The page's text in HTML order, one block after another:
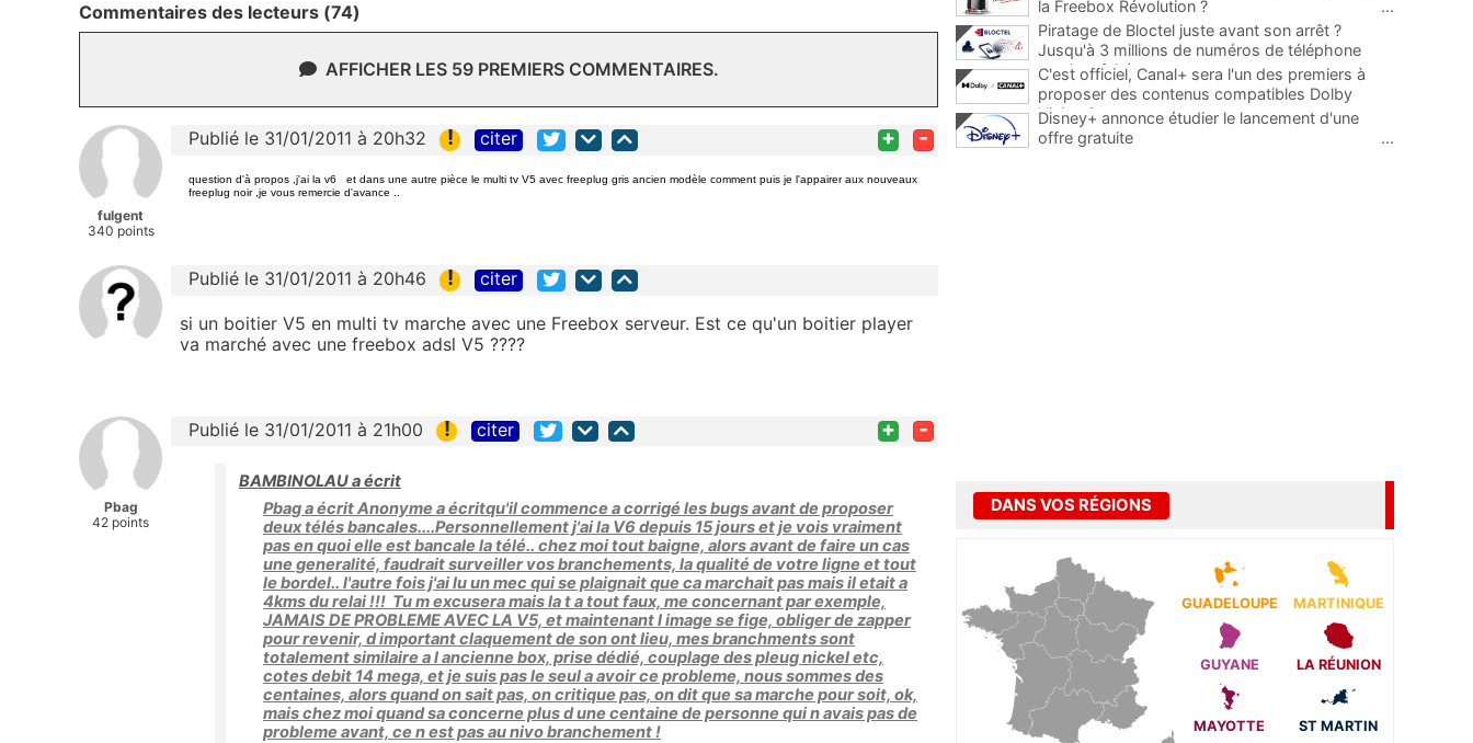
Commentaires des lecteurs (74)
AFFICHER LES 59 PREMIERS COMMENTAIRES.
fulgent
340 points
Publié le 31/01/2011 à 20h32 ! citer + -
question d'à propos ,j'ai la v6 et dans une autre pièce le multi tv V5 avec freeplug gris ancien modèle comment puis je l'appairer aux nouveaux
freeplug noir ,je vous remercie d'avance ..
Publié le 31/01/2011 à 20h46 ! citer
si un boitier V5 en multi tv marche avec une Freebox serveur. Est ce qu'un boitier player
va marché avec une freebox adsl V5 ????
Pbag
42 points
Publié le 31/01/2011 à 21h00 ! citer + -
BAMBINOLAU a écrit
Pbag a écrit Anonyme a écritqu'il commence a corrigé les bugs avant de proposer
deux télés bancales....Personnellement j'ai la V6 depuis 15 jours et je vois vraiment
pas en quoi elle est bancale la télé.. chez moi tout baigne, alors avant de faire un cas
une generalité, faudrait surveiller vos branchements, la qualité de votre ligne et tout
le bordel.. l'autre fois j'ai lu un mec qui se plaignait que ca marchait pas mais il etait a
4kms du relai !!! Tu m excusera mais la t a tout faux, me concernant par exemple,
JAMAIS DE PROBLEME AVEC LA V5, et maintenant l image se fige, obliger de zapper
pour revenir, d important claquement de son ont lieu, mes branchments sont
totalement similaire a l ancienne box, prise dédié, couplage des pleug nickel etc,
cotes debit 14 mega, et je suis pas le seul a avoir ce probleme, nous sommes des
centaines, alors quand on sait pas, on critique pas, on dit que sa marche pour soit, ok,
mais chez moi quand sa concerne plus d une centaine de personne qui n avais pas de
probleme avant, ce n est pas au nivo branchement !
la Freebox Révolution ?
...
Piratage de Bloctel juste avant son arrêt ?
Jusqu'à 3 millions de numéros de téléphone
auraient fuité
C'est officiel, Canal+ sera l'un des premiers à
proposer des contenus compatibles Dolby
Vision 2
Disney+ annonce étudier le lancement d'une
offre gratuite
...
DANS VOS RÉGIONS
GUADELOUPE MARTINIQUE
GUYANE LA RÉUNION
MAYOTTE ST MARTIN